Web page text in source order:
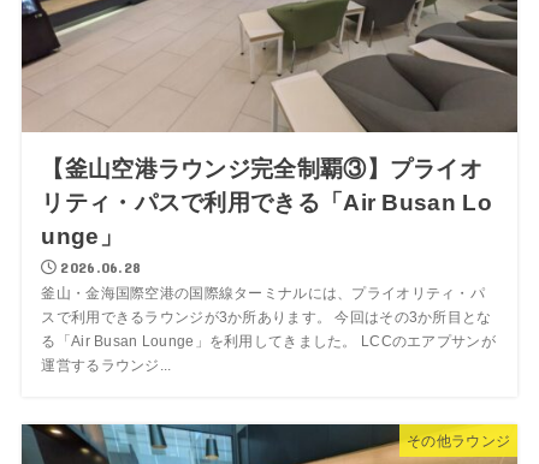
【釜山空港ラウンジ完全制覇③】プライオ
リティ・パスで利用できる「Air Busan Lo
unge」
2026.06.28
釜山・金海国際空港の国際線ターミナルには、プライオリティ・パ
スで利用できるラウンジが3か所あります。 今回はその3か所目とな
る「Air Busan Lounge」を利用してきました。 LCCのエアプサンが
運営するラウンジ...
その他ラウンジ